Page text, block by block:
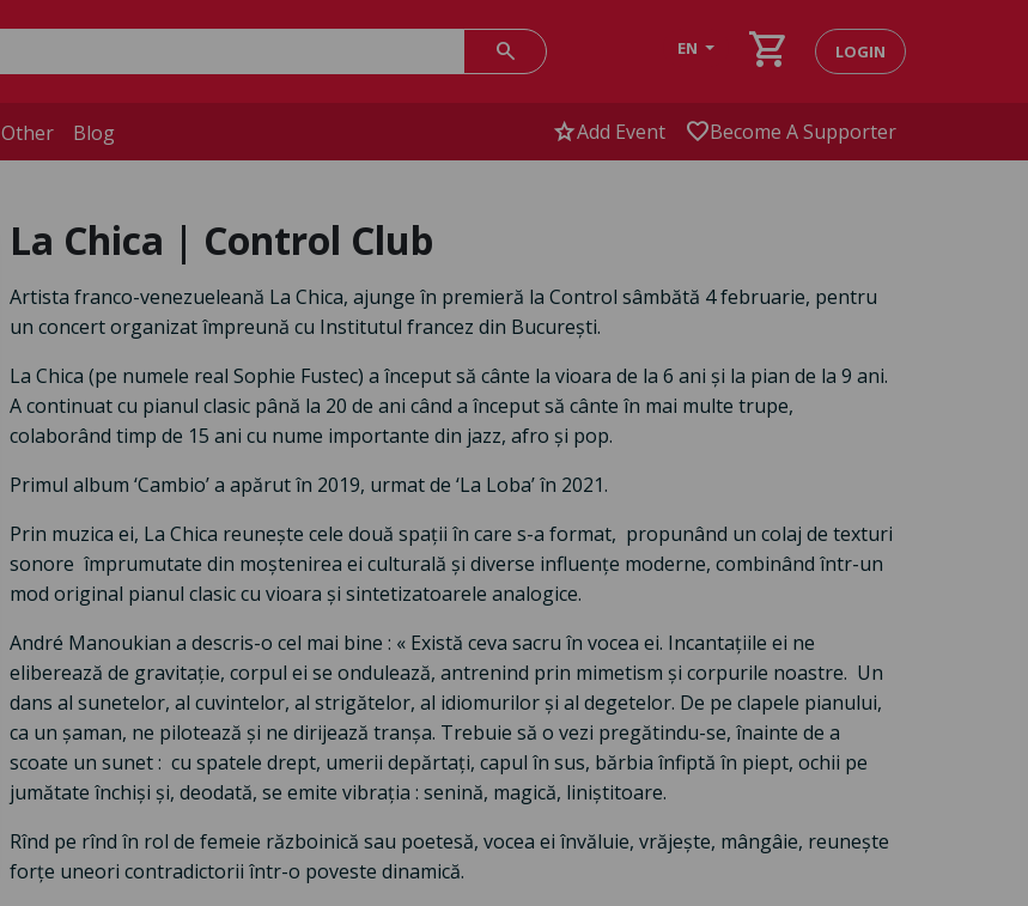
search EN shopping_cart LOGIN
Other Blog starAdd Event favoriteBecome A Supporter
La Chica | Control Club
Artista franco-venezueleană La Chica, ajunge în premieră la Control sâmbătă 4 februarie, pentru
un concert organizat împreună cu Institutul francez din București.
La Chica (pe numele real Sophie Fustec) a început să cânte la vioara de la 6 ani și la pian de la 9 ani.
A continuat cu pianul clasic până la 20 de ani când a început să cânte în mai multe trupe,
colaborând timp de 15 ani cu nume importante din jazz, afro și pop.
Primul album ‘Cambio’ a apărut în 2019, urmat de ‘La Loba’ în 2021.
Prin muzica ei, La Chica reunește cele două spații în care s-a format, propunând un colaj de texturi
sonore împrumutate din moștenirea ei culturală și diverse influențe moderne, combinând într-un
mod original pianul clasic cu vioara și sintetizatoarele analogice.
André Manoukian a descris-o cel mai bine : « Există ceva sacru în vocea ei. Incantațiile ei ne
eliberează de gravitație, corpul ei se ondulează, antrenind prin mimetism și corpurile noastre. Un
dans al sunetelor, al cuvintelor, al strigătelor, al idiomurilor și al degetelor. De pe clapele pianului,
ca un șaman, ne pilotează și ne dirijează tranșa. Trebuie să o vezi pregătindu-se, înainte de a
scoate un sunet : cu spatele drept, umerii depărtați, capul în sus, bărbia înfiptă în piept, ochii pe
jumătate închiși și, deodată, se emite vibrația : senină, magică, liniștitoare.
Rînd pe rînd în rol de femeie războinică sau poetesă, vocea ei învăluie, vrăjește, mângâie, reunește
forțe uneori contradictorii într-o poveste dinamică.